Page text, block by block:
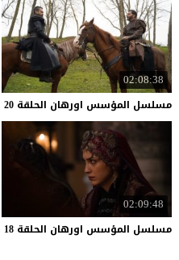
02:08:38
مسلسل المؤسس اورهان الحلقة 20
02:09:48
مسلسل المؤسس اورهان الحلقة 18